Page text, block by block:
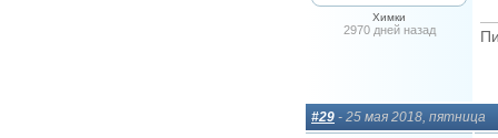
Химки
2970 дней назад
#29 - 25 мая 2018, пятница